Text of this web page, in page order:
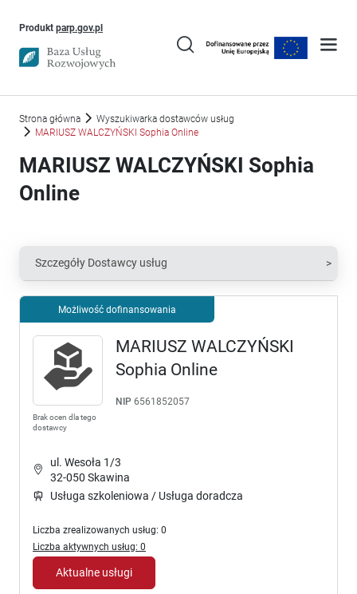
Produkt parp.gov.plUwaga, link otworzy się w nowym oknie
Strona główna
Wyszukiwarka dostawców usług
MARIUSZ WALCZYŃSKI Sophia Online
MARIUSZ WALCZYŃSKI Sophia
Online
Możliwość dofinansowania
Brak ocen dla tego
dostawcy
MARIUSZ WALCZYŃSKI
Sophia Online
NIP 6561852057
ul. Wesoła 1/3
32-050 Skawina
Usługa szkoleniowa / Usługa doradcza
Liczba zrealizowanych usług: 0
Liczba aktywnych usług: 0
Aktualne usługi
Szczegóły Dostawcy usług